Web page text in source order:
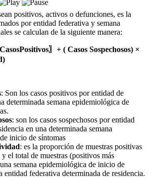
positivos, activos o defunciones, es la
por entidad federativa y semana
se calculan de la siguiente manera:
CasosPositivos〗 + ( Casos Sospechosos) ×
: Son los casos positivos por entidad de
determinada semana epidemiológica de
: son los casos sospechosos por entidad
en una determinada semana
inicio de síntomas
: es la proporción de muestras positivas
el total de muestras (positivos más
semana epidemiológica de inicio de
entidad federativa determinada de residencia.